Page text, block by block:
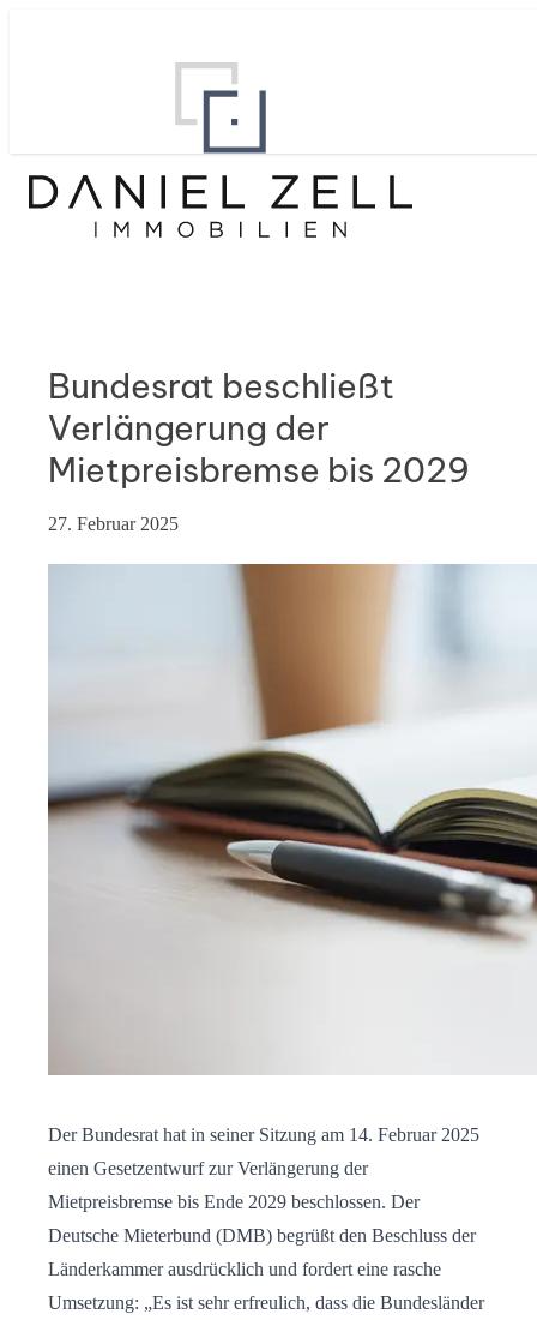
Bundesrat beschließt
Verlängerung der
Mietpreisbremse bis 2029
27. Februar 2025
Der Bundesrat hat in seiner Sitzung am 14. Februar 2025
einen Gesetzentwurf zur Verlängerung der
Mietpreisbremse bis Ende 2029 beschlossen. Der
Deutsche Mieterbund (DMB) begrüßt den Beschluss der
Länderkammer ausdrücklich und fordert eine rasche
Umsetzung: „Es ist sehr erfreulich, dass die Bundesländer